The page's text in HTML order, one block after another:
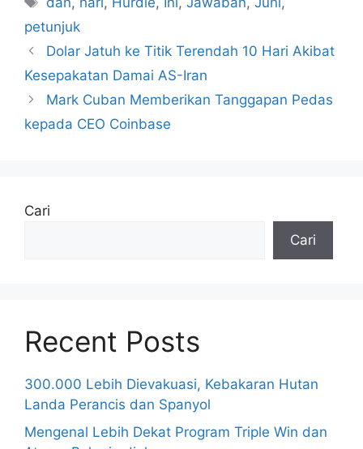
petunjuk
Dolar Jatuh ke Titik Terendah 10 Hari Akibat
Kesepakatan Damai AS-Iran
Mark Cuban Memberikan Tanggapan Pedas
kepada CEO Coinbase
Cari
Cari
Recent Posts
300.000 Lebih Dievakuasi, Kebakaran Hutan
Landa Perancis dan Spanyol
Mengenal Lebih Dekat Program Triple Win dan